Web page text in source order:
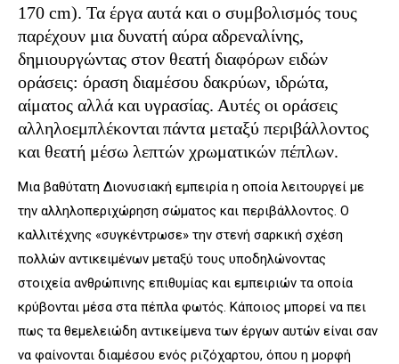
170 cm). Τα έργα αυτά και ο συμβολισμός τους
παρέχουν μια δυνατή αύρα αδρεναλίνης,
δημιουργώντας στον θεατή διαφόρων ειδών
oράσεις: όραση διαμέσου δακρύων, ιδρώτα,
αίματος αλλά και υγρασίας. Αυτές οι οράσεις
αλληλοεμπλέκονται πάντα μεταξύ περιβάλλοντος
και θεατή μέσω λεπτών χρωματικών πέπλων.
Μια βαθύτατη Διονυσιακή εμπειρία η οποία λειτουργεί με
την αλληλοπεριχώρηση σώματος και περιβάλλοντος. Ο
καλλιτέχνης «συγκέντρωσε» την στενή σαρκική σχέση
πολλών αντικειμένων μεταξύ τους υποδηλώνοντας
στοιχεία ανθρώπινης επιθυμίας και εμπειριών τα οποία
κρύβονται μέσα στα πέπλα φωτός. Κάποιος μπορεί να πει
πως τα θεμελειώδη αντικείμενα των έργων αυτών είναι σαν
να φαίνονται διαμέσου ενός ριζόχαρτου, όπου η μορφή